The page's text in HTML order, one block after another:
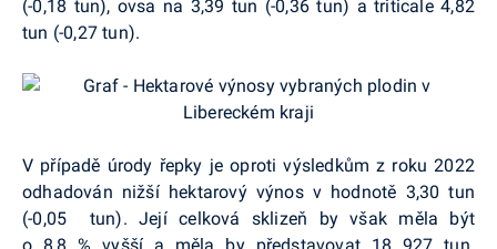
(-0,18 tun), ovsa na 3,39 tun (-0,36 tun) a triticale 4,82
tun (-0,27 tun).
V případě úrody řepky je oproti výsledkům z roku 2022
odhadován nižší hektarový výnos v hodnotě 3,30 tun
(-0,05 tun). Její celková sklizeň by však měla být